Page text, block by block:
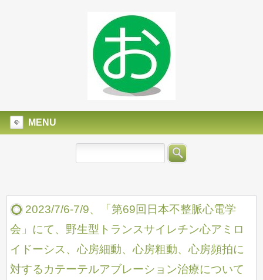
MENU
2023/7/6-7/9、「第69回日本不整脈心電学
会」にて、野生型トランスサイレチン心アミロ
イドーシス、心房細動、心房粗動、心房頻拍に
対するカテーテルアブレーション治療について